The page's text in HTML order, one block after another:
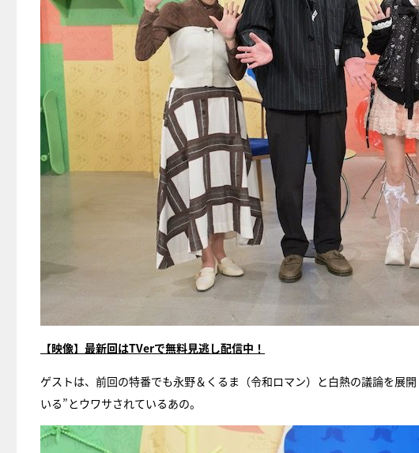
【映像】最新回はTVerで無料見逃し配信中！
ゲストは、前回の特番でも永野＆くるま（令和ロマン）と白熱の議論を展
いる”とウワサされているあの。